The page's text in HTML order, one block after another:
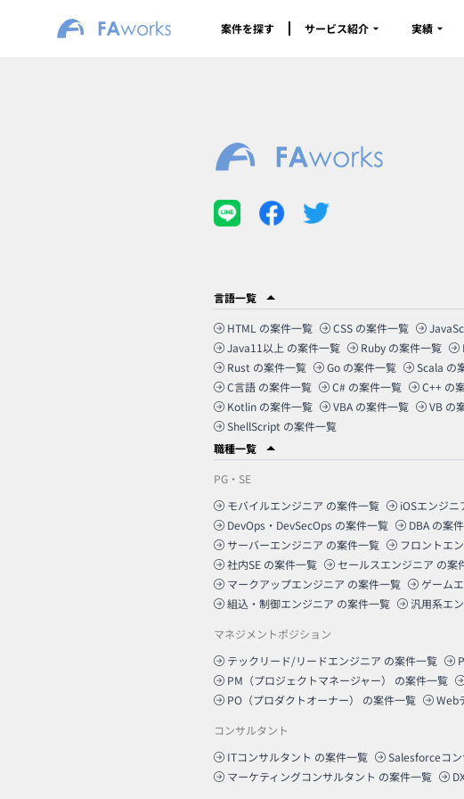
案件を探す サービス紹介 実績
言語一覧
HTML の案件一覧 CSS の案件一覧
Java11以上 の案件一覧 Ruby の案件一覧
Rust の案件一覧 Go の案件一覧 Scala の
C言語 の案件一覧 C# の案件一覧 C++ の
Kotlin の案件一覧 VBA の案件一覧 VB の
ShellScript の案件一覧
職種一覧
PG・SE
モバイルエンジニア の案件一覧 iOSエンジニ
DevOps・DevSecOps の案件一覧 DBA の案
サーバーエンジニア の案件一覧 フロントエ
社内SE の案件一覧 セールスエンジニア の案
マークアップエンジニア の案件一覧 ゲーム
組込・制御エンジニア の案件一覧 汎用系エ
マネジメントポジション
テックリード/リードエンジニア の案件一覧
PM（プロジェクトマネージャー）
の案件一覧
PO（プロダクトオーナー）
の案件一覧 Web
コンサルタント
ITコンサルタント の案件一覧 Salesforceコン
マーケティングコンサルタント の案件一覧